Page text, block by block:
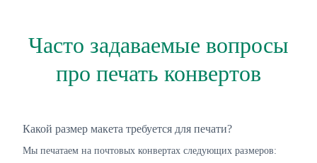
Часто задаваемые вопросы
про печать конвертов
Какой размер макета требуется для печати?
Мы печатаем на почтовых конвертах следующих размеров: